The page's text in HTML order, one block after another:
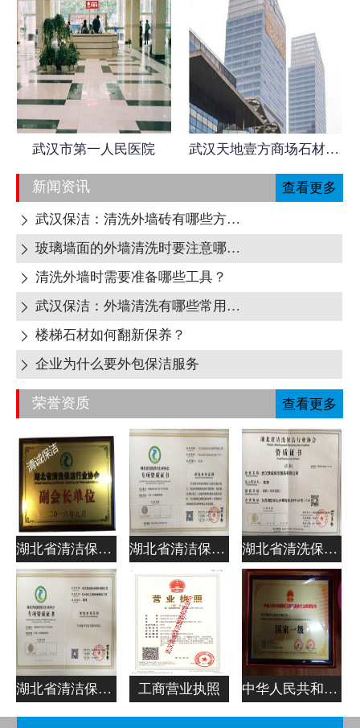
武汉市第一人民医院 武汉天地壹方商场石材日常养护
新闻资讯 查看更多

武汉保洁：清洗外墙砖有哪些方式呢?

玻璃墙面的外墙清洗时要注意哪些地方呢?
 清洗外墙时需要准备哪些工具？

武汉保洁：外墙清洗有哪些常用清洁剂？
 楼梯石材如何翻新保养？
 企业为什么要外包保洁服务
荣誉资质 查看更多
湖北省清洁保洁行业协会副会长单位 湖北省清洁保洁行业协会专项资质证书 湖北省清洗保洁行业协会资质证书
湖北省清洁保洁行业协会专项资质证书 工商营业执照 中华人民共和国清洁服务企业资质证书